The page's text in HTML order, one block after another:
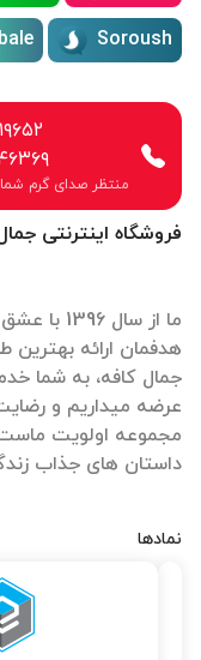
فروشگاه اینترنتی
ما از
هدفمان ارائه
جمال کافه، به شما
عرضه میداریم و
مجموعه اولویت ماست.
داستان های جذاب
نمادها
Soroush
bale
منتظر صدای گرم